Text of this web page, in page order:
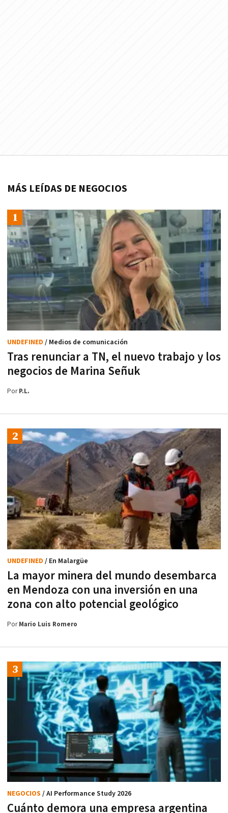
MÁS LEÍDAS DE NEGOCIOS
Tras renunciar a TN, el nuevo trabajo y los
negocios de Marina Señuk
UNDEFINED / Medios de comunicación
PorP.L.
La mayor minera del mundo desembarca
en Mendoza con una inversión en una
zona con alto potencial geológico
UNDEFINED / En Malargüe
PorMario Luis Romero
Cuánto demora una empresa argentina
NEGOCIOS / AI Performance Study 2026